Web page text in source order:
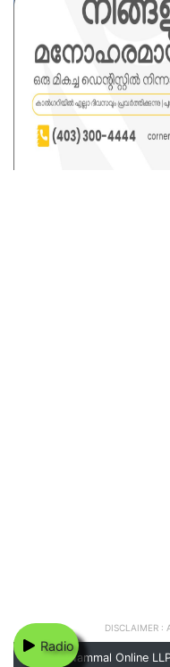
Radio
DISCLAIMER
© 2020 Nammal Online